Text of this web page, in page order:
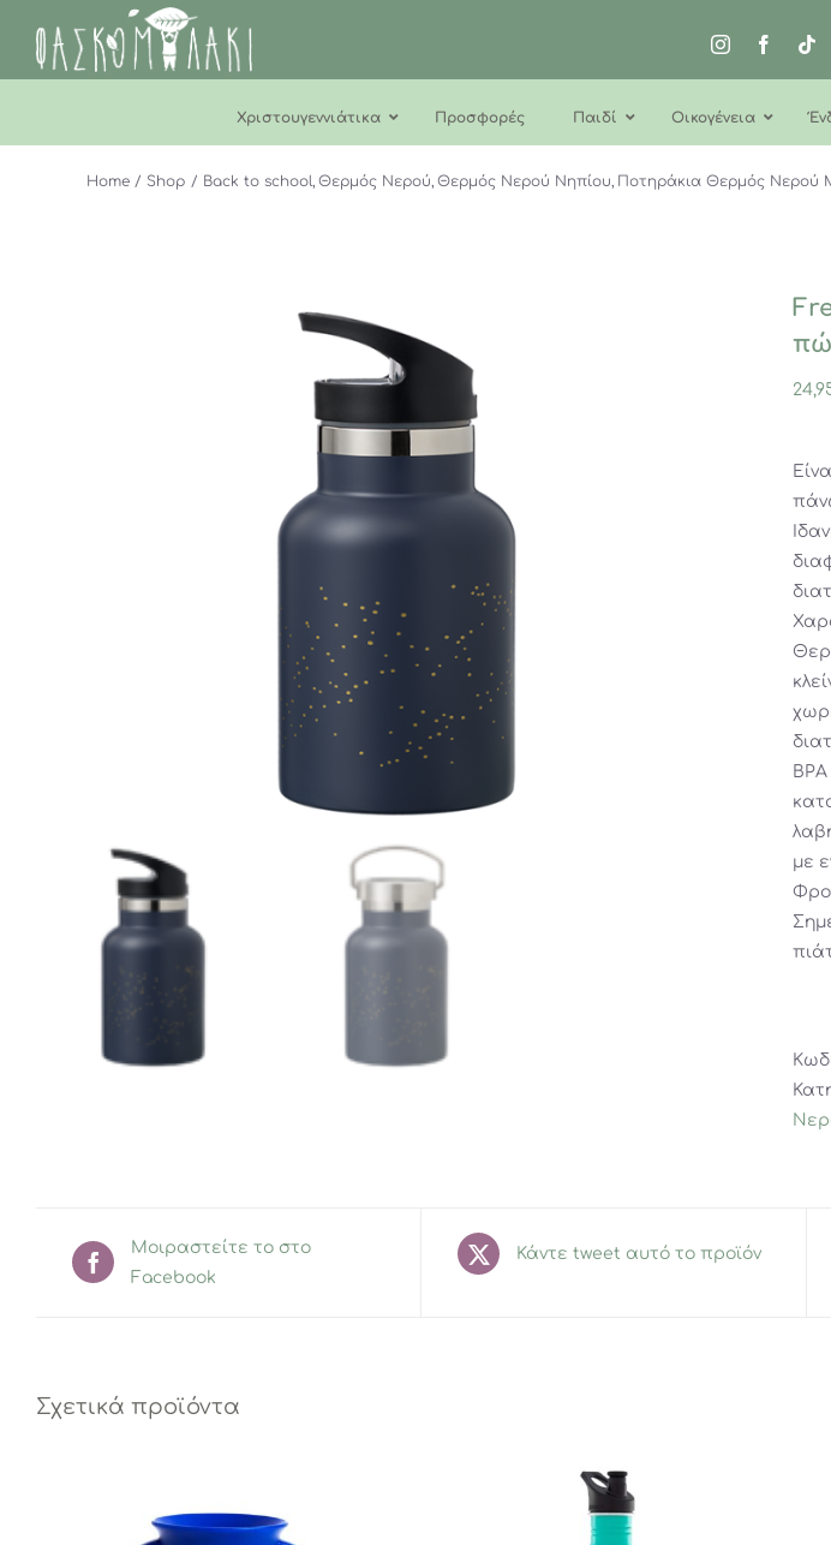
περιεχόμενο
Χριστουγεννιάτικα Προσφορές Παιδί Οικογένεια
Home Shop Back to school Θερμός Νερού Θερμός Νερού Νηπίου Ποτηράκια Θερμός Νερού
με
Μοιραστείτε το στο
Facebook
Κάντε tweet αυτό το προϊόν
Σχετικά προϊόντα